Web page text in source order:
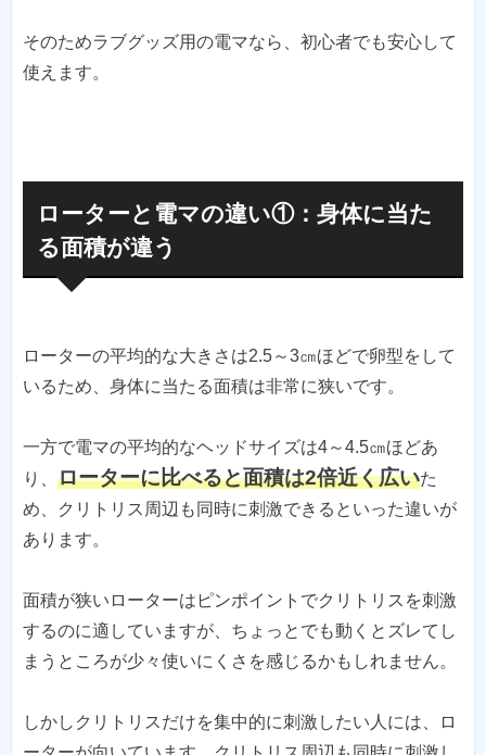
そのためラブグッズ用の電マなら、初心者でも安心して
使えます。
ローターと電マの違い①：身体に当た
る面積が違う
ローターの平均的な大きさは2.5～3㎝ほどで卵型をして
いるため、身体に当たる面積は非常に狭いです。
一方で電マの平均的なヘッドサイズは4～4.5㎝ほどあ
り、 ローターに比べると面積は2倍近く広いた
め、クリトリス周辺も同時に刺激できるといった違いが
あります。
面積が狭いローターはピンポイントでクリトリスを刺激
するのに適していますが、ちょっとでも動くとズレてし
まうところが少々使いにくさを感じるかもしれません。
しかしクリトリスだけを集中的に刺激したい人には、ロ